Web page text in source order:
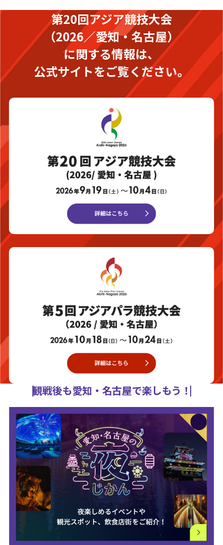
第20回アジア競技大会
（2026／愛知・名古屋）
に関する情報は、
公式サイトをご覧ください。
観戦後も愛知・名古屋で楽しもう！